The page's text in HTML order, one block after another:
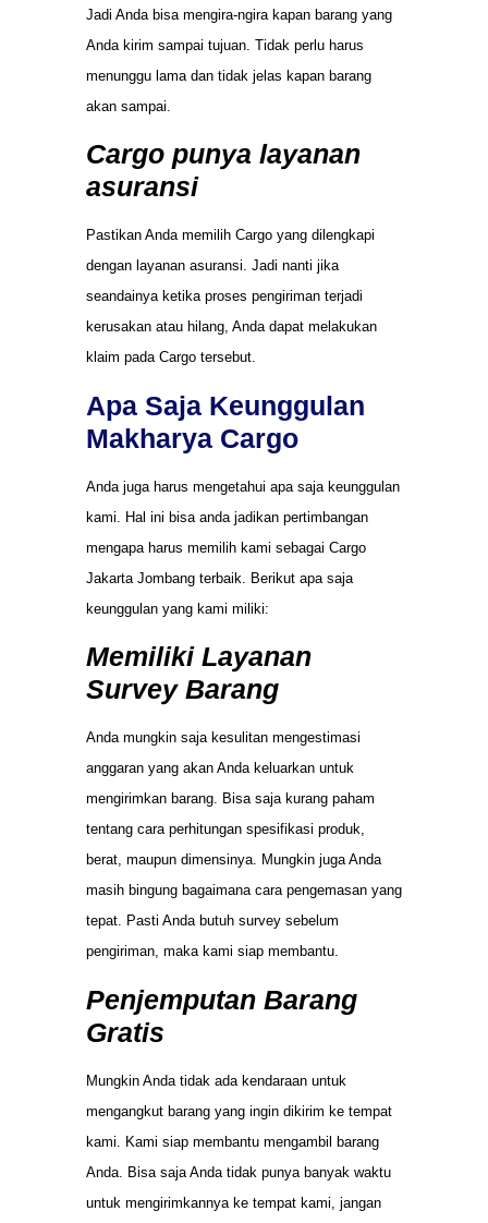
Jadi Anda bisa mengira-ngira kapan barang yang
Anda kirim sampai tujuan. Tidak perlu harus
menunggu lama dan tidak jelas kapan barang
akan sampai.
Cargo punya layanan
asuransi
Pastikan Anda memilih Cargo yang dilengkapi
dengan layanan asuransi. Jadi nanti jika
seandainya ketika proses pengiriman terjadi
kerusakan atau hilang, Anda dapat melakukan
klaim pada Cargo tersebut.
Apa Saja Keunggulan
Makharya Cargo
Anda juga harus mengetahui apa saja keunggulan
kami. Hal ini bisa anda jadikan pertimbangan
mengapa harus memilih kami sebagai Cargo
Jakarta Jombang terbaik. Berikut apa saja
keunggulan yang kami miliki:
Memiliki Layanan
Survey Barang
Anda mungkin saja kesulitan mengestimasi
anggaran yang akan Anda keluarkan untuk
mengirimkan barang. Bisa saja kurang paham
tentang cara perhitungan spesifikasi produk,
berat, maupun dimensinya. Mungkin juga Anda
masih bingung bagaimana cara pengemasan yang
tepat. Pasti Anda butuh survey sebelum
pengiriman, maka kami siap membantu.
Penjemputan Barang
Gratis
Mungkin Anda tidak ada kendaraan untuk
mengangkut barang yang ingin dikirim ke tempat
kami. Kami siap membantu mengambil barang
Anda. Bisa saja Anda tidak punya banyak waktu
untuk mengirimkannya ke tempat kami, jangan